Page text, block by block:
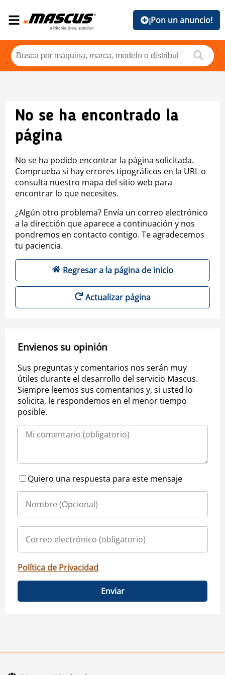
¡Pon un anuncio!
No se ha encontrado la
página
No se ha podido encontrar la página solicitada.
Comprueba si hay errores tipográficos en la URL o
consulta nuestro mapa del sitio web para
encontrar lo que necesites.
¿Algún otro problema? Envía un correo electrónico
a la dirección que aparece a continuación y nos
pondremos en contacto contigo. Te agradecemos
tu paciencia.
Regresar a la página de inicio
Actualizar página
Envienos su opinión
Sus preguntas y comentarios nos serán muy
útiles durante el desarrollo del servicio Mascus.
Siempre leemos sus comentarios y, si usted lo
solicita, le respondemos en el menor tiempo
posible.
Quiero una respuesta para este mensaje
Política de Privacidad
Enviar